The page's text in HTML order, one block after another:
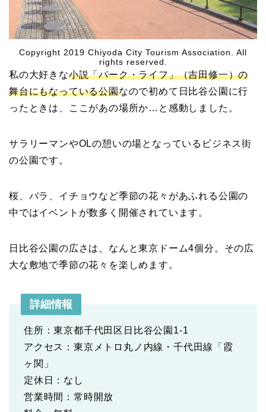
Copyright 2019 Chiyoda City Tourism Association. All
rights reserved.
私の大好きな小説「パーク・ライフ」（吉田修一）の
舞台にもなっている公園なので初めて日比谷公園に行
ったときは、ここがあの場所か…と感動しました。
サラリーマンやOLの憩いの場となっているビジネス街
の公園です。
桜、バラ、イチョウなど季節の花々があふれる公園の
中ではイベントが数多く開催されています。
日比谷公園の広さは、なんと東京ドーム4個分。その広
大な敷地で季節の花々を楽しめます。
詳細情報
住所：東京都千代田区日比谷公園1-1
アクセス：東京メトロ丸ノ内線・千代田線「霞
ヶ関」
定休日：なし
営業時間：常時開放